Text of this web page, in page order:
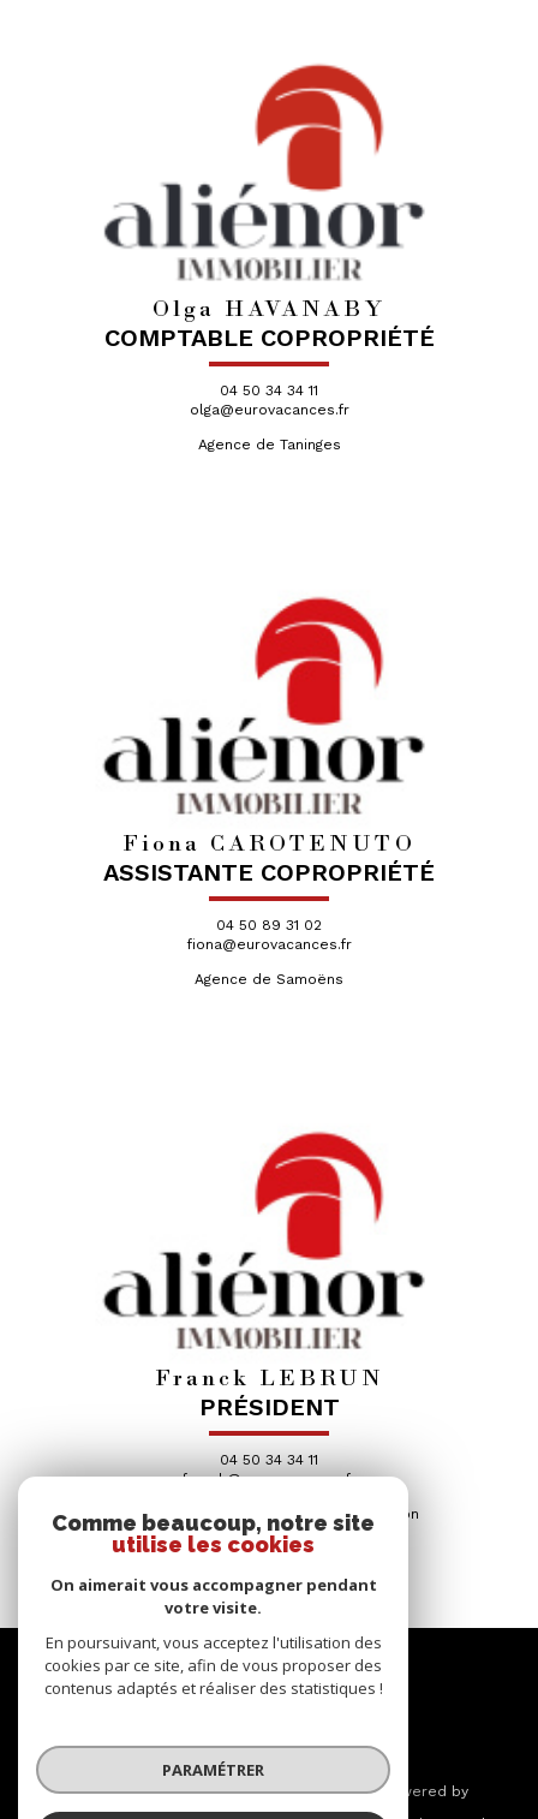
Olga HAVANABY
COMPTABLE COPROPRIÉTÉ
04 50 34 34 11
olga@eurovacances.fr
Agence de Taninges
Fiona CAROTENUTO
ASSISTANTE COPROPRIÉTÉ
04 50 89 31 02
fiona@eurovacances.fr
Agence de Samoëns
Franck LEBRUN
PRÉSIDENT
04 50 34 34 11
franck@eurovacances.fr
Agence de Taninges / Samoëns / Morillon
Se
CONNECTER
espace propriétaire
© 2026 | Tous droits réservés | Traduction powered by
Google |
Comme beaucoup, notre site
utilise les cookies
On aimerait vous accompagner pendant
votre visite.
En poursuivant, vous acceptez l'utilisation des
cookies par ce site, afin de vous proposer des
contenus adaptés et réaliser des statistiques !
PARAMÉTRER